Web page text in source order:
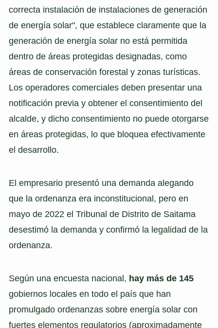
correcta instalación de instalaciones de generación
de energía solar", que establece claramente que la
generación de energía solar no está permitida
dentro de áreas protegidas designadas, como
áreas de conservación forestal y zonas turísticas.
Los operadores comerciales deben presentar una
notificación previa y obtener el consentimiento del
alcalde, y dicho consentimiento no puede otorgarse
en áreas protegidas, lo que bloquea efectivamente
el desarrollo.
El empresario presentó una demanda alegando
que la ordenanza era inconstitucional, pero en
mayo de 2022 el Tribunal de Distrito de Saitama
desestimó la demanda y confirmó la legalidad de la
ordenanza.
Según una encuesta nacional, hay más de 145
gobiernos locales en todo el país que han
promulgado ordenanzas sobre energía solar con
fuertes elementos regulatorios (aproximadamente